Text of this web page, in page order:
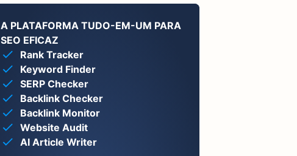
A PLATAFORMA TUDO-EM-UM PARA
SEO EFICAZ
Rank Tracker
Keyword Finder
SERP Checker
Backlink Checker
Backlink Monitor
Website Audit
AI Article Writer